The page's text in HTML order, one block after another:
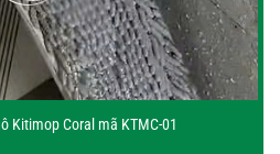
Kitimop Coral mã KTMC-01